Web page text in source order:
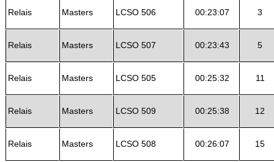
Relais Masters LCSO 506 00:23:07 3
Relais Masters LCSO 507 00:23:43 5
Relais Masters LCSO 505 00:25:32 11
Relais Masters LCSO 509 00:25:38 12
Relais Masters LCSO 508 00:26:07 15